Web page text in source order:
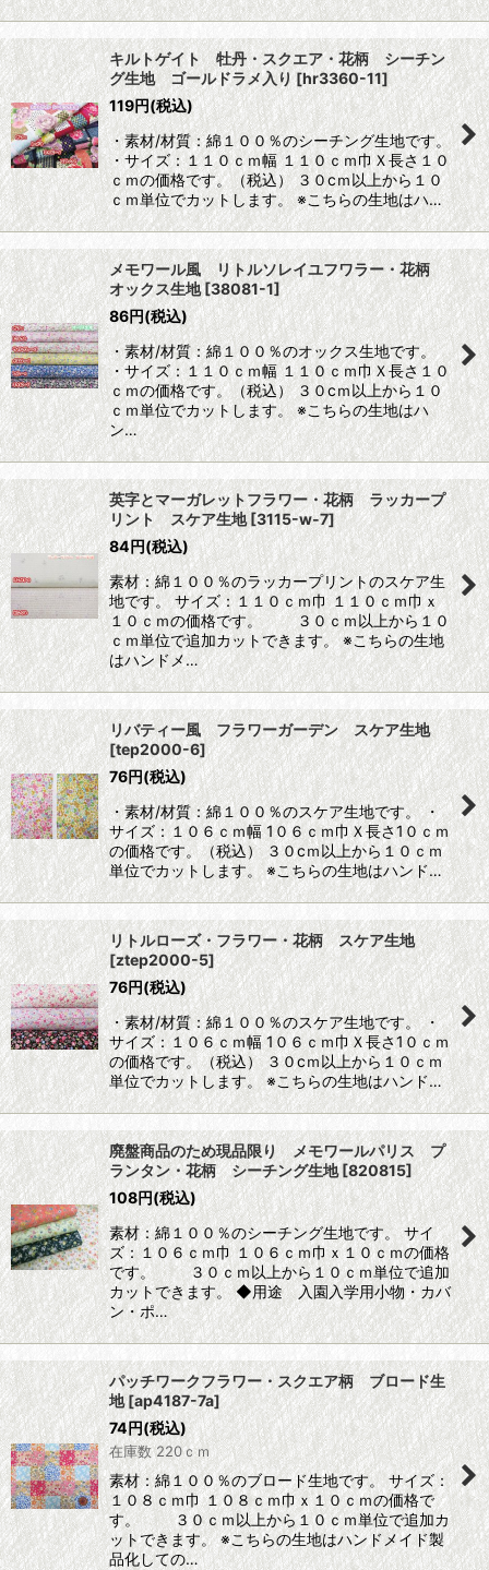
キルトゲイト 牡丹・スクエア・花柄 シーチン
グ生地 ゴールドラメ入り[hr3360-11]
119円(税込)
・素材/材質：綿１００％のシーチング生地です。
・サイズ：１１０ｃｍ幅 １１０ｃｍ巾Ｘ長さ１０
ｃｍの価格です。（税込） ３０cｍ以上から１０
ｃｍ単位でカットします。 ※こちらの生地はハ…
メモワール風 リトルソレイユフワラー・花柄
オックス生地[38081-1]
86円(税込)
・素材/材質：綿１００％のオックス生地です。
・サイズ：１１０ｃｍ幅 １１０ｃｍ巾Ｘ長さ１０
ｃｍの価格です。（税込） ３０cｍ以上から１０
ｃｍ単位でカットします。 ※こちらの生地はハ
ン…
英字とマーガレットフラワー・花柄 ラッカープ
リント スケア生地 [3115-w-7]
84円(税込)
素材：綿１００％のラッカープリントのスケア生
地です。 サイズ：１１０ｃｍ巾 １１０ｃｍ巾ｘ
１０ｃｍの価格です。 ３０ｃｍ以上から１０
ｃｍ単位で追加カットできます。 ※こちらの生地
はハンドメ…
リバティー風 フラワーガーデン スケア生地
[tep2000-6]
76円(税込)
・素材/材質：綿１００％のスケア生地です。 ・
サイズ：１０６ｃｍ幅 1０６ｃｍ巾Ｘ長さ1０ｃｍ
の価格です。（税込） ３０cｍ以上から１０ｃｍ
単位でカットします。 ※こちらの生地はハンド…
リトルローズ・フラワー・花柄 スケア生地
[ztep2000-5]
76円(税込)
・素材/材質：綿１００％のスケア生地です。 ・
サイズ：１０６ｃｍ幅 1０６ｃｍ巾Ｘ長さ1０ｃｍ
の価格です。（税込） ３０cｍ以上から１０ｃｍ
単位でカットします。 ※こちらの生地はハンド…
廃盤商品のため現品限り メモワールパリス プ
ランタン・花柄 シーチング生地 [820815]
108円(税込)
素材：綿１００％のシーチング生地です。 サイ
ズ：１０６ｃｍ巾 １０６ｃｍ巾ｘ１０ｃｍの価格
です。 ３０ｃｍ以上から１０ｃｍ単位で追加
カットできます。 ◆用途 入園入学用小物・カバ
ン・ポ…
パッチワークフラワー・スクエア柄 ブロード生
地 [ap4187-7a]
74円(税込)
在庫数 220ｃｍ
素材：綿１００％のブロード生地です。 サイズ：
１０８ｃｍ巾 １０８ｃｍ巾ｘ１０ｃｍの価格で
す。 ３０ｃｍ以上から１０ｃｍ単位で追加カ
ットできます。 ※こちらの生地はハンドメイド製
品化しての…